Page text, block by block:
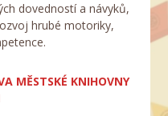
dovedností a návyků,
hrubé motoriky,
MĚSTSKÉ KNIHOVNY